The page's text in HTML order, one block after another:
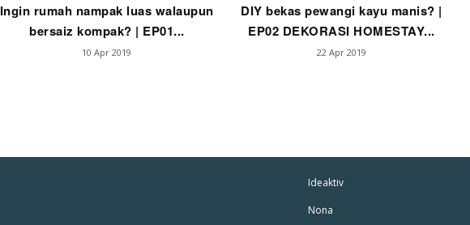
Hub Ideaktiv
Ingin rumah nampak luas walaupun
bersaiz kompak? | EP01...
10 Apr 2019
DIY bekas pewangi kayu manis? |
EP02 DEKORASI HOMESTAY...
22 Apr 2019
Ideaktiv
Nona